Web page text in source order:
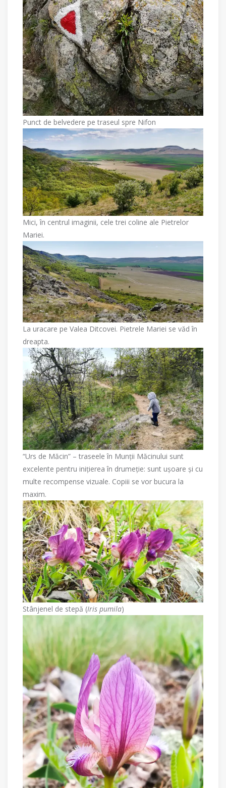
Punct de belvedere pe traseul spre Nifon
Mici, în centrul imaginii, cele trei coline ale Pietrelor
Mariei.
La uracare pe Valea Ditcovei. Pietrele Mariei se văd în
dreapta.
“Urs de Măcin” – traseele în Munții Măcinului sunt
excelente pentru inițierea în drumeție: sunt ușoare și cu
multe recompense vizuale. Copiii se vor bucura la
maxim.
Stânjenel de stepă (Iris pumila)